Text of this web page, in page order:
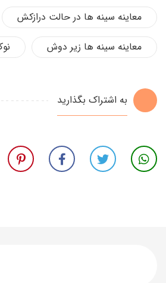
معاینه سینه ها در حالت درازکش
معاینه سینه ها زیر دوش
به اشتراک بگذارید